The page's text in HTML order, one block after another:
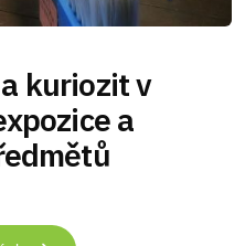
kuriozit v
a